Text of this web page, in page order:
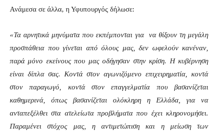
Ανάμεσα σε άλλα, η Υφυπουργός δήλωσε:
«Τα αρνητικά μηνύματα που εκπέμπονται για να θίξουν τη μεγάλη
προσπάθεια που γίνεται από όλους μας, δεν ωφελούν κανέναν,
παρά μόνο εκείνους που μας οδήγησαν στην κρίση. Η κυβέρνηση
είναι δίπλα σας. Κοντά στον αγωνιζόμενο επιχειρηματία, κοντά
στον παραγωγό, κοντά στον επαγγελματία που βασανίζεται
καθημερινά, όπως βασανίζεται ολόκληρη η Ελλάδα, για να
ανταπεξέλθει στα ατελείωτα προβλήματα που έχει κληρονομήσει.
Παραμένει στόχος μας, η αντιμετώπιση και η μείωση των